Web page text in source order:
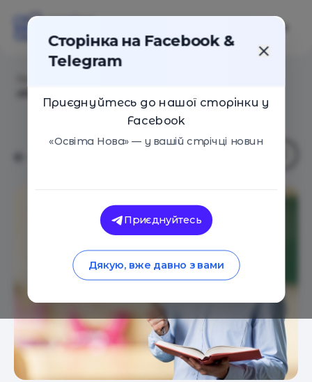
Сторінка на Facebook &
Telegram
Приєднуйтесь до нашої сторінки у
Facebook
«Освіта Нова» — у вашій стрічці новин
Приєднуйтесь
Дякую, вже давно з вами